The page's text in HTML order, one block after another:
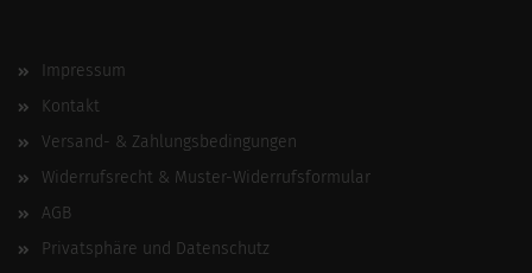
Impressum
Kontakt
Versand- & Zahlungsbedingungen
Widerrufsrecht & Muster-Widerrufsformular
AGB
Privatsphäre und Datenschutz